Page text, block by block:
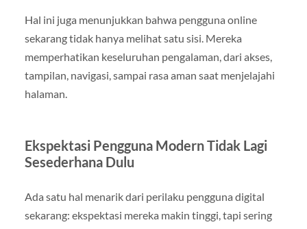
Hal ini juga menunjukkan bahwa pengguna online
sekarang tidak hanya melihat satu sisi. Mereka
memperhatikan keseluruhan pengalaman, dari akses,
tampilan, navigasi, sampai rasa aman saat menjelajahi
halaman.
Ekspektasi Pengguna Modern Tidak Lagi
Sesederhana Dulu
Ada satu hal menarik dari perilaku pengguna digital
sekarang: ekspektasi mereka makin tinggi, tapi sering